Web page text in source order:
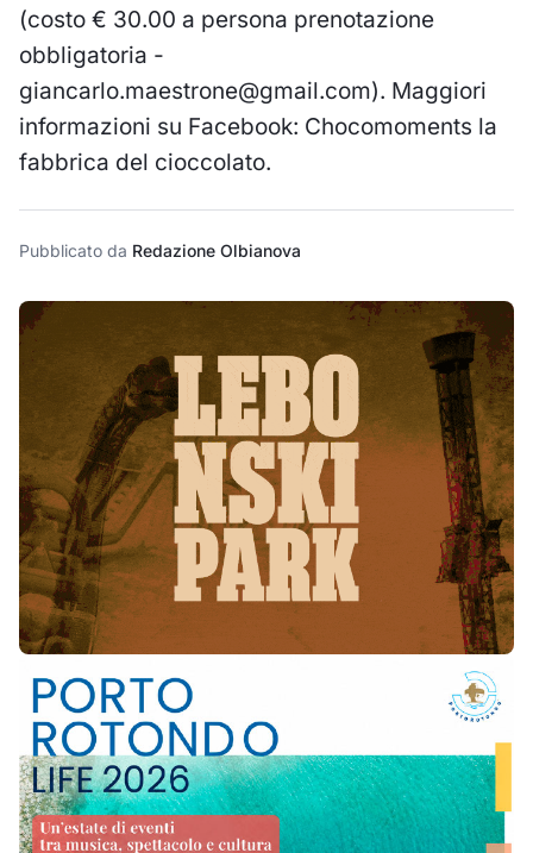
(costo € 30.00 a persona prenotazione
obbligatoria -
giancarlo.maestrone@gmail.com). Maggiori
informazioni su Facebook: Chocomoments la
fabbrica del cioccolato.
Pubblicato da Redazione Olbianova